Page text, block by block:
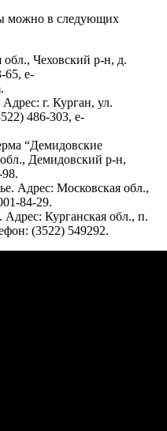
можно в следующих
Чеховский р-н, д.
65, e-
г. Курган, ул.
486-303, e-
“Демидовские
Демидовский р-н,
Адрес: Московская обл.,
84-29.
Курганская обл., п.
(3522) 549292.